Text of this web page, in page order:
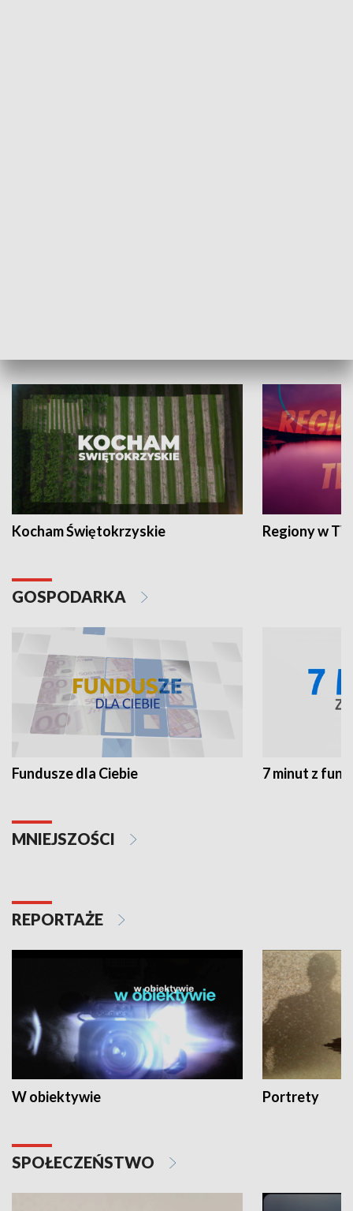
Kocham Świętokrzyskie Regiony w
GOSPODARKA
Fundusze dla Ciebie 7 minut z
MNIEJSZOŚCI
REPORTAŻE
W obiektywie Portrety
SPOŁECZEŃSTWO